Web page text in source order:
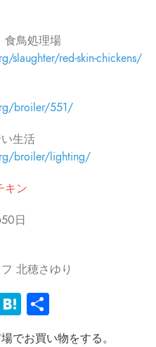
食鳥処理場
slaughter/red-skin-chickens/
broiler/551/
生活
broiler/lighting/
キン
日
北穂さゆり
Hatena
有
でお買い物をする。